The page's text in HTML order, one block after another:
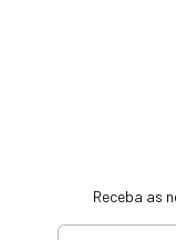
Receba as